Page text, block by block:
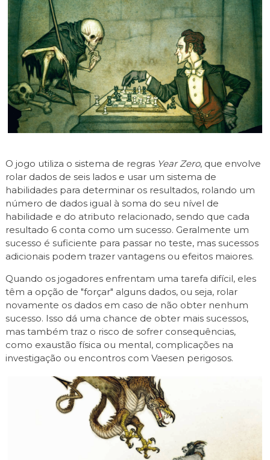
O jogo utiliza o sistema de regras Year Zero, que envolve
rolar dados de seis lados e usar um sistema de
habilidades para determinar os resultados, rolando um
número de dados igual à soma do seu nível de
habilidade e do atributo relacionado, sendo que cada
resultado 6 conta como um sucesso. Geralmente um
sucesso é suficiente para passar no teste, mas sucessos
adicionais podem trazer vantagens ou efeitos maiores.
Quando os jogadores enfrentam uma tarefa difícil, eles
têm a opção de "forçar" alguns dados, ou seja, rolar
novamente os dados em caso de não obter nenhum
sucesso. Isso dá uma chance de obter mais sucessos,
mas também traz o risco de sofrer consequências,
como exaustão física ou mental, complicações na
investigação ou encontros com Vaesen perigosos.